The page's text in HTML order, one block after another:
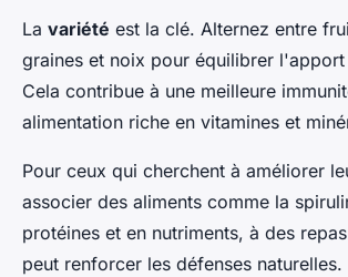
La variété est la clé. Alternez entre
graines et noix pour équilibrer l'apport
Cela contribue à une meilleure
alimentation riche en vitamines et
Pour ceux qui cherchent à améliorer
associer des aliments comme la
protéines et en nutriments, à des
peut renforcer les défenses naturelles.